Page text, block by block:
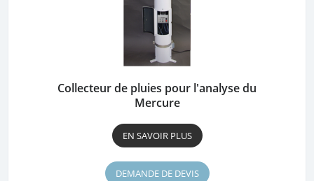
Collecteur de pluies pour l'analyse du
Mercure
EN SAVOIR PLUS
DEMANDE DE DEVIS